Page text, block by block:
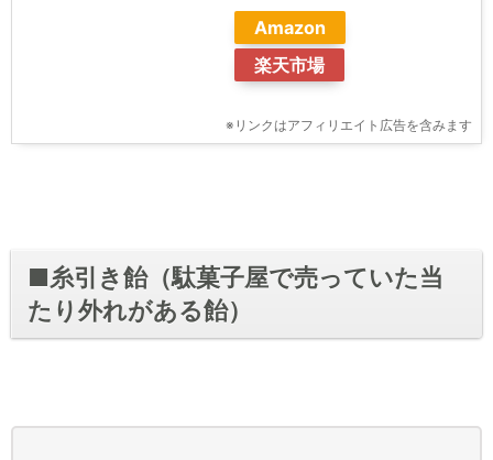
Amazon
楽天市場
※リンクはアフィリエイト広告を含みます
■糸引き飴（駄菓子屋で売っていた当
たり外れがある飴）